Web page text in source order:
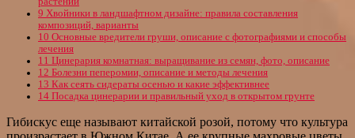
9 Хвойники в ландшафтном дизайне: правила составления
композиций, варианты
10 Основные вредители груши, описание с фотографиями и способы
лечения
11 Цинерария комнатная: выращивание из семян, фото, описание
12 Болезни пеперомии, описание и методы лечения
13 Как сеять сидераты осенью и какие эффективнее
14 Посадка цинерарии и правильный уход в открытом грунте
Гибискус еще называют китайской розой, потому что культура